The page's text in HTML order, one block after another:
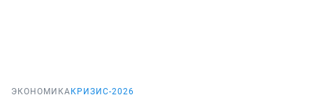
ЭКОНОМИКА КРИЗИС-2026